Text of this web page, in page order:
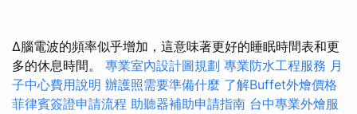
Δ腦電波的頻率似乎增加，這意味著更好的睡眠時間表和更
多的休息時間。 專業室內設計圖規劃 專業防水工程服務 月
子中心費用說明 辦護照需要準備什麼 了解Buffet外燴價格
菲律賓簽證申請流程 助聽器補助申請指南 台中專業外燴服